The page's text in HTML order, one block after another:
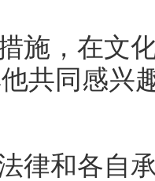
施，在文
共同感兴
律和各自